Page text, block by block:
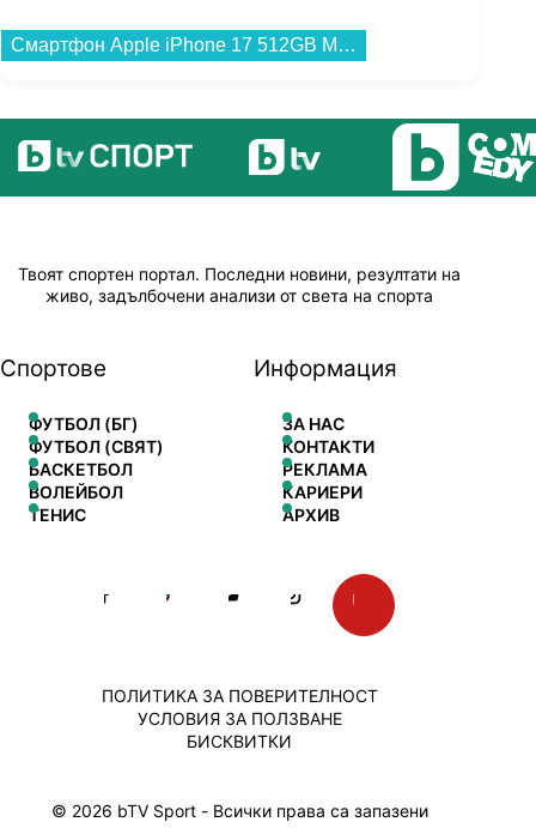
Смартфон Apple iPhone 17 512GB Mist Blue mg6t4 , 5120 GB, 8 GB...
Твоят спортен портал. Последни новини, резултати на
живо, задълбочени анализи от света на спорта
Спортове
ФУТБОЛ (БГ)
ФУТБОЛ (СВЯТ)
БАСКЕТБОЛ
ВОЛЕЙБОЛ
ТЕНИС
Информация
ЗА НАС
КОНТАКТИ
РЕКЛАМА
КАРИЕРИ
АРХИВ
© 2026 bTV Sport - Всички права са запазени
ПОЛИТИКА ЗА ПОВЕРИТЕЛНОСТ
УСЛОВИЯ ЗА ПОЛЗВАНЕ
БИСКВИТКИ